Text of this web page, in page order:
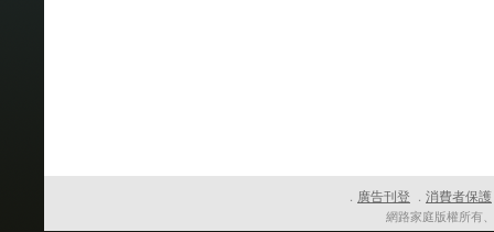
． 廣告刊登 ． 消費者保護
網路家庭版權所有